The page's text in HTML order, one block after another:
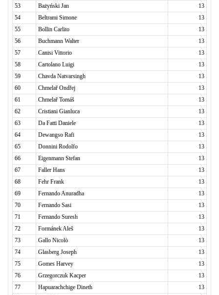
53 Bażyński Jan
13
54
Beltrami Simone
13
55
Bollin Carlito
13
56
Buchmann Walter
13
57
Canisi Vittorio
13
58
Cartolano Luigi
13
59
Chavda Natvarsingh
13
60
Chmelař Ondřej
13
61
Chmelař Tomáš
13
62
Cristiani Gianluca
13
63
Da Fatti Daniele
13
64
Dewangso Rafi
13
65
Donnini Rodolfo
13
66
Eigenmann Stefan
13
67
Faller Hans
13
68
Fehr Frank
13
69
Fernando Anuradha
13
70
Fernando Sasi
13
71
Fernando Suresh
13
72
Formánek Aleš
13
73
Gallo Nicolò
13
74
Glasberg Joseph
13
75
Gomes Harvey
13
76
Grzegorczuk Kacper
13
77
Hapuarachchige Dineth
13